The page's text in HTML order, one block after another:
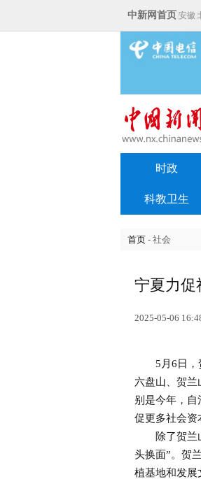
中新网首页 安徽
时政
科教卫生
首页 - 社会
宁夏力促
2025-05-06
5月6日，贺
六盘山、贺兰
别是今年，自
促更多社会资
除了贺兰山
头换面”。贺
植基地和发展